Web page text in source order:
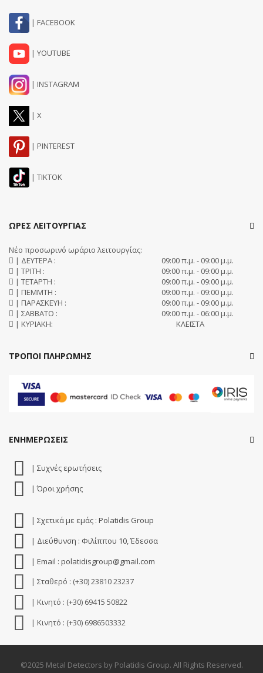
| FACEBOOK
| YOUTUBE
| INSTAGRAM
| X
| PINTEREST
| TIKTOK
ΩΡΕΣ ΛΕΙΤΟΥΡΓΙΑΣ
Νέο προσωρινό ωράριο λειτουργίας:
| ΔΕΥΤΕΡΑ :
09:00 π.μ. - 09:00 μ.μ.
| ΤΡΙΤΗ :
09:00 π.μ. - 09:00 μ.μ.
| ΤΕΤΑΡΤΗ :
09:00 π.μ. - 09:00 μ.μ.
| ΠΕΜΜΤΗ :
09:00 π.μ. - 09:00 μ.μ.
| ΠΑΡΑΣΚΕΥΗ :
09:00 π.μ. - 09:00 μ.μ.
| ΣΑΒΒΑΤΟ :
09:00 π.μ. - 06:00 μ.μ.
| ΚΥΡΙΑΚΗ:
ΚΛΕΙΣΤΑ
ΤΡΟΠΟΙ ΠΛΗΡΩΜΗΣ
ΕΝΗΜΕΡΩΣΕΙΣ
| Συχνές ερωτήσεις
| Όροι χρήσης
| Σχετικά με εμάς : Polatidis Group
| Διεύθυνση : Φιλίππου 10, Έδεσσα
| Email : polatidisgroup@gmail.com
| Σταθερό : (+30) 23810 23237
| Κινητό : (+30) 69415 50822
| Κινητό : (+30) 6986503332
©2025 Metal Detectors by Polatidis Group. All Rights Reserved.